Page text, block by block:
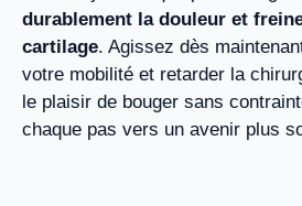
durablement la douleur et
cartilage. Agissez dès
votre mobilité et retarder la
le plaisir de bouger sans
chaque pas vers un avenir plus